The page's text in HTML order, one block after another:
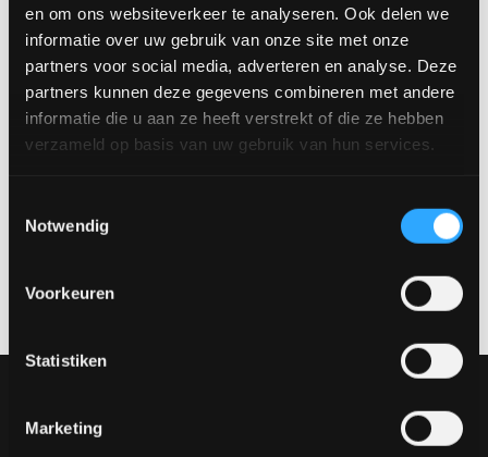
en om ons websiteverkeer te analyseren. Ook delen we
informatie over uw gebruik van onze site met onze
partners voor social media, adverteren en analyse. Deze
partners kunnen deze gegevens combineren met andere
informatie die u aan ze heeft verstrekt of die ze hebben
verzameld op basis van uw gebruik van hun services.
Notwendig
Voorkeuren
Statistiken
Marketing
Groß: 70 x 30 cm
Klein: 60 x 40 cm
Preis:
Klein: 269 €
Möchtest du dir dieses Produkt in natura ansehen? Besuche
Vereinbaren Sie einen
Termin überverkoop@rhbvenlo.nl .